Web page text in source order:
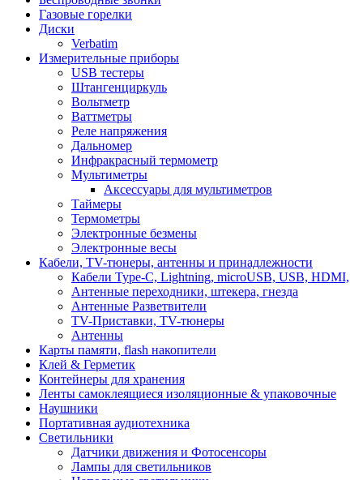
Газовые горелки
Диски
Verbatim
Измерительные приборы
USB тестеры
Штангенциркуль
Вольтметр
Ваттметры
Реле напряжения
Дальномер
Инфракрасный термометр
Мультиметры
Аксессуары для мультиметров
Таймеры
Термометры
Электронные безмены
Электронные весы
Кабели, TV-тюнеры, антенны и принадлежности
Кабели Type-C, Lightning, microUSB, USB, HDMI,
Антенные переходники, штекера, гнезда
Антенные Разветвители
TV-Приставки, TV-тюнеры
Антенны
Карты памяти, flash накопители
Клей & Герметик
Контейнеры для хранения
Ленты самоклеящиеся изоляционные & упаковочные
Наушники
Портативная аудиотехника
Светильники
Датчики движения и Фотосенсоры
Лампы для светильников